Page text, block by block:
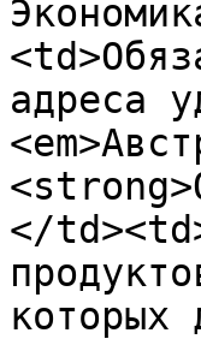
адреса
</
которых